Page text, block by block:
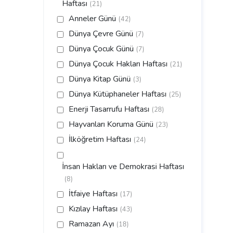
Haftası (21)
Anneler Günü (42)
Dünya Çevre Günü (7)
Dünya Çocuk Günü (7)
Dünya Çocuk Hakları Haftası (21)
Dünya Kitap Günü (3)
Dünya Kütüphaneler Haftası (25)
Enerji Tasarrufu Haftası (28)
Hayvanları Koruma Günü (23)
İlköğretim Haftası (24)
İnsan Hakları ve Demokrasi Haftası
(8)
İtfaiye Haftası (17)
Kızılay Haftası (43)
Ramazan Ayı (18)